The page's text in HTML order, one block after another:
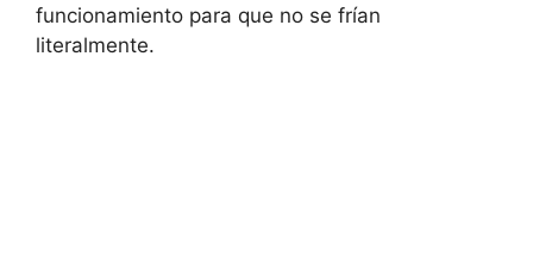
funcionamiento para que no se frían
literalmente.